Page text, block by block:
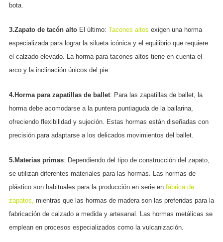
bota.
3.Zapato de tacón alto El último: Tacones altos exigen una horma
especializada para lograr la silueta icónica y el equilibrio que requiere
el calzado elevado. La horma para tacones altos tiene en cuenta el
arco y la inclinación únicos del pie.
4.Horma para zapatillas de ballet: Para las zapatillas de ballet, la
horma debe acomodarse a la puntera puntiaguda de la bailarina,
ofreciendo flexibilidad y sujeción. Estas hormas están diseñadas con
precisión para adaptarse a los delicados movimientos del ballet.
5.Materias primas: Dependiendo del tipo de construcción del zapato,
se utilizan diferentes materiales para las hormas. Las hormas de
plástico son habituales para la producción en serie en fábrica de
zapatos,
mientras que las hormas de madera son las preferidas para la
fabricación de calzado a medida y artesanal. Las hormas metálicas se
emplean en procesos especializados como la vulcanización.